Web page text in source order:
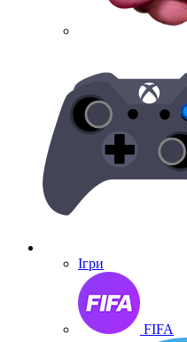
Ігри
FIFA